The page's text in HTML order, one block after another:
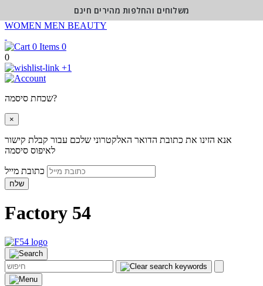
WOMEN MEN BEAUTY
0
0
+1
שכחת סיסמה?
×
אנא הזינו את כתובת הדואר האלקטרוני שלכם עבור קבלת קישור
לאיפוס סיסמה
שלח
Factory 54
משלוחים והחלפות מהירים חינם